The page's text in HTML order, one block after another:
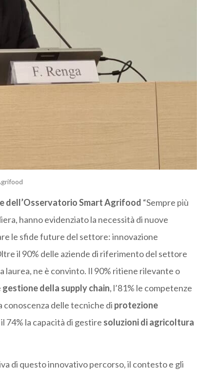
dell’Osservatorio Smart Agrifood “Sempre più
hanno evidenziato la necessità di nuove
le sfide future del settore: innovazione
il 90% delle aziende di riferimento del settore
ne è convinto. Il 90% ritiene rilevante o
gestione della supply chain, l’81% le competenze
conoscenza delle tecniche di protezione
il 74% la capacità di gestire soluzioni di agricoltura
di questo innovativo percorso, il contesto e gli